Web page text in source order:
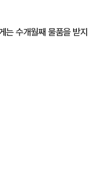
는 수개월째 물품을 받지